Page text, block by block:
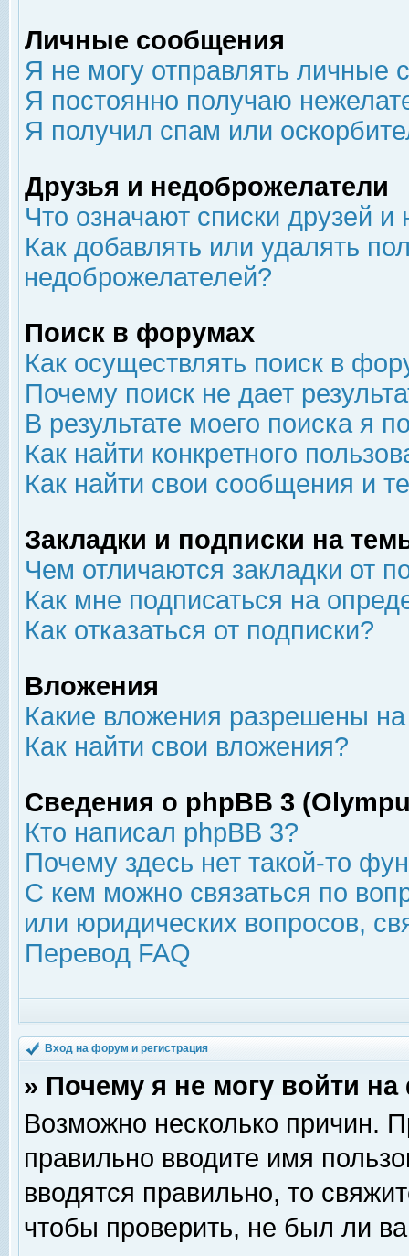
Личные сообщения
Я не могу отправлять личные
Я постоянно получаю
Я получил спам или
Друзья и недоброжелатели
Что означают списки друзей
Как добавлять или удалять
недоброжелателей?
Поиск в форумах
Как осуществлять поиск в
Почему поиск не дает
В результате моего поиска я
Как найти конкретного
Как найти свои сообщения и
Закладки и подписки на
Чем отличаются закладки от
Как мне подписаться на
Как отказаться от подписки?
Вложения
Какие вложения разрешены
Как найти свои вложения?
Сведения о phpBB 3
Кто написал phpBB 3?
Почему здесь нет такой-то
С кем можно связаться по
или юридических вопросов,
Перевод FAQ
Вход на форум и регистрация
» Почему я не могу войти
Возможно несколько причин.
правильно вводите имя
вводятся правильно, то
чтобы проверить, не был ли